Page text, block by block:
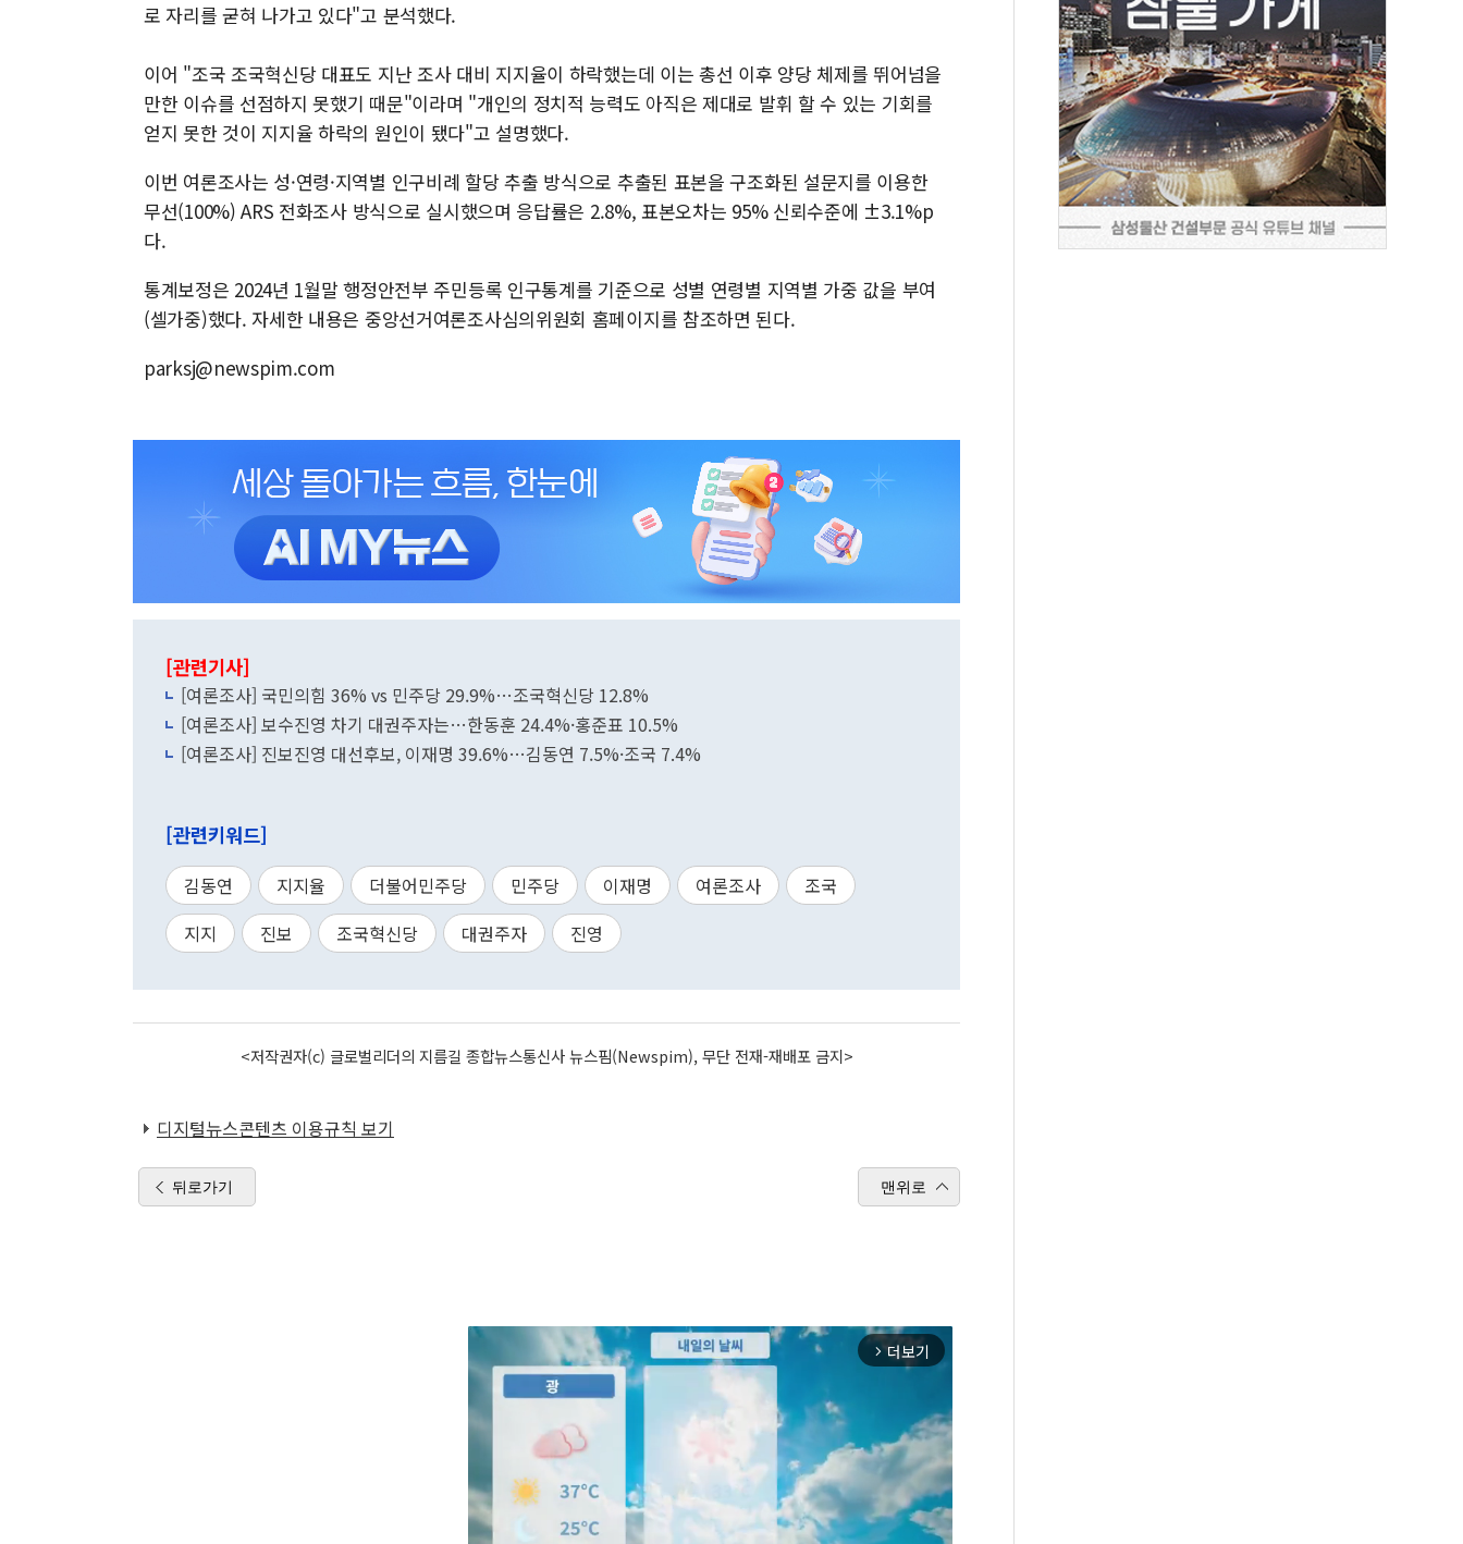
로 자리를 굳혀 나가고 있다"고 분석했다.
이어 "조국 조국혁신당 대표도 지난 조사 대비 지지율이 하락했는데 이는 총선 이후 양당 체제를 뛰어넘을
만한 이슈를 선점하지 못했기 때문"이라며 "개인의 정치적 능력도 아직은 제대로 발휘 할 수 있는 기회를
얻지 못한 것이 지지율 하락의 원인이 됐다"고 설명했다.
이번 여론조사는 성·연령·지역별 인구비례 할당 추출 방식으로 추출된 표본을 구조화된 설문지를 이용한
무선(100%) ARS 전화조사 방식으로 실시했으며 응답률은 2.8%, 표본오차는 95% 신뢰수준에 ±3.1%p
다.
통계보정은 2024년 1월말 행정안전부 주민등록 인구통계를 기준으로 성별 연령별 지역별 가중 값을 부여
(셀가중)했다. 자세한 내용은 중앙선거여론조사심의위원회 홈페이지를 참조하면 된다.
parksj@newspim.com
[관련기사]
[여론조사] 국민의힘 36% vs 민주당 29.9%…조국혁신당 12.8%
[여론조사] 보수진영 차기 대권주자는…한동훈 24.4%·홍준표 10.5%
[여론조사] 진보진영 대선후보, 이재명 39.6%…김동연 7.5%·조국 7.4%
[관련키워드]
김동연 지지율 더불어민주당 민주당 이재명 여론조사
조국
지지
진보 조국혁신당 대권주자 진영
<저작권자(c) 글로벌리더의 지름길 종합뉴스통신사 뉴스핌(Newspim), 무단 전재-재배포 금지>
디지털뉴스콘텐츠 이용규칙 보기
뒤로가기 맨위로
arrow_forward_ios 더보기